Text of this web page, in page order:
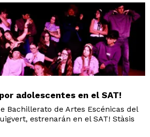
adolescentes en el SAT!
Bachillerato de Artes Escénicas del
estrenarán en el SAT! Stàsis